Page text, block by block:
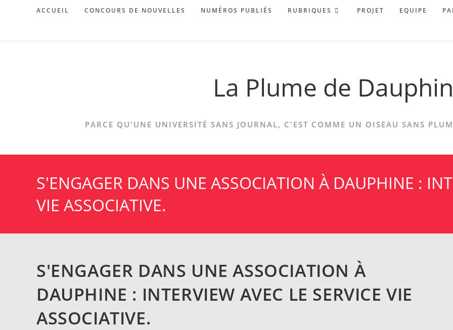
ACCUEIL CONCOURS DE NOUVELLES NUMÉROS PUBLIÉS RUBRIQUES PROJET EQUIPE
La Plume de
PARCE QU'UNE UNIVERSITÉ SANS JOURNAL, C'EST COMME UN OISEAU SANS
S'ENGAGER DANS UNE ASSOCIATION À DAUPHINE :
VIE ASSOCIATIVE.
S'ENGAGER DANS UNE ASSOCIATION À
DAUPHINE : INTERVIEW AVEC LE SERVICE VIE
ASSOCIATIVE.